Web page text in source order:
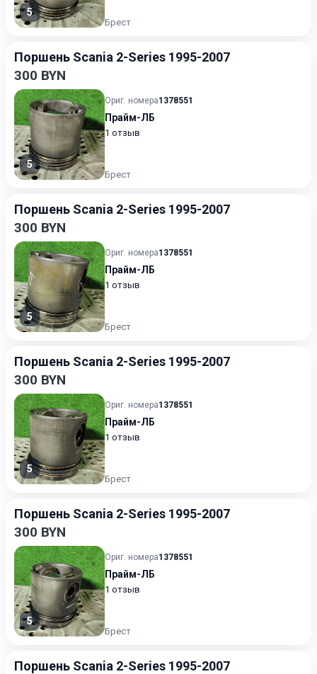
5
Брест
Поршень Scania 2-Series 1995-2007
300 BYN
5
Ориг. номера1378551
Прайм-ЛБ
1 отзыв
Брест
Поршень Scania 2-Series 1995-2007
300 BYN
5
Ориг. номера1378551
Прайм-ЛБ
1 отзыв
Брест
Поршень Scania 2-Series 1995-2007
300 BYN
5
Ориг. номера1378551
Прайм-ЛБ
1 отзыв
Брест
Поршень Scania 2-Series 1995-2007
300 BYN
5
Ориг. номера1378551
Прайм-ЛБ
1 отзыв
Брест
Поршень Scania 2-Series 1995-2007